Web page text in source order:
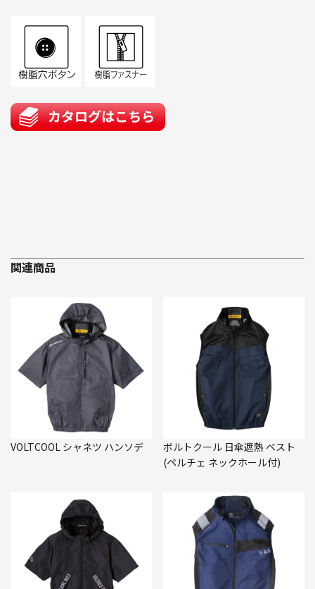
関連商品
VOLTCOOL シャネツ ハンソデ
ボルトクール 日傘遮熱 ベスト
(ペルチェ ネックホール付)